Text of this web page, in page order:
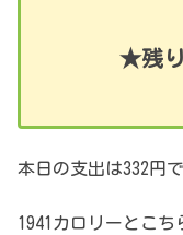
★残り
本日の支出は332円
1941カロリーとこち